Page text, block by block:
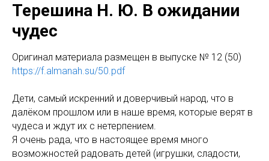
Терешина Н. Ю. В ожидании
чудес
Оригинал материала размещен в выпуске № 12 (50)
https://f.almanah.su/50.pdf
Дети, самый искренний и доверчивый народ, что в
далёком прошлом или в наше время, которые верят в
чудеса и ждут их с нетерпением.
Я очень рада, что в настоящее время много
возможностей радовать детей (игрушки, сладости,